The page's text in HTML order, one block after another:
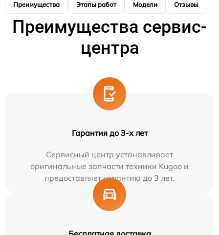
Преимущества Этапы работ Модели Отзывы
Преимущества сервис-
центра
Гарантия до 3-х лет
Сервисный центр устанавливает
оригинальные запчасти техники Kugoo и
предоставляет гарантию до 3 лет.